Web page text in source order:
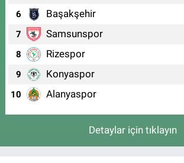
6 Başakşehir
7 Samsunspor
8 Rizespor
9 Konyaspor
10 Alanyaspor
Detaylar için tıklayın